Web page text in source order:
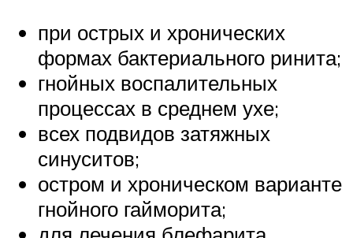
при острых и хронических
формах бактериального ринита;
гнойных воспалительных
процессах в среднем ухе;
всех подвидов затяжных
синуситов;
остром и хроническом варианте
гнойного гайморита;